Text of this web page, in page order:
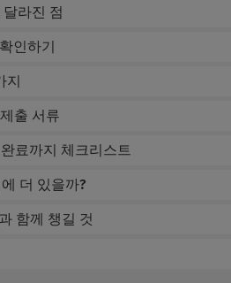
라진 점
인하기
지
출 서류
료까지 체크리스트
더 있을까?
함께 챙길 것